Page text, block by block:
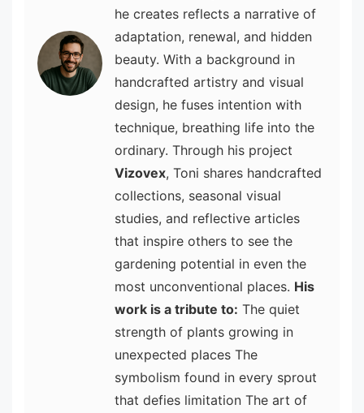
he creates reflects a narrative of
adaptation, renewal, and hidden
beauty. With a background in
handcrafted artistry and visual
design, he fuses intention with
technique, breathing life into the
ordinary. Through his project
Vizovex, Toni shares handcrafted
collections, seasonal visual
studies, and reflective articles
that inspire others to see the
gardening potential in even the
most unconventional places. His
work is a tribute to: The quiet
strength of plants growing in
unexpected places The
symbolism found in every sprout
that defies limitation The art of